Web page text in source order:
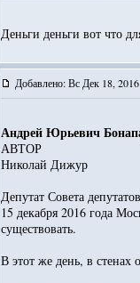
Деньги деньги вот что
Добавлено: Вс Дек 18,
Андрей Юрьевич
АВТОР
Николай Дижур
Депутат Совета
15 декабря 2016 года
существовать.
В этот же день, в стенах